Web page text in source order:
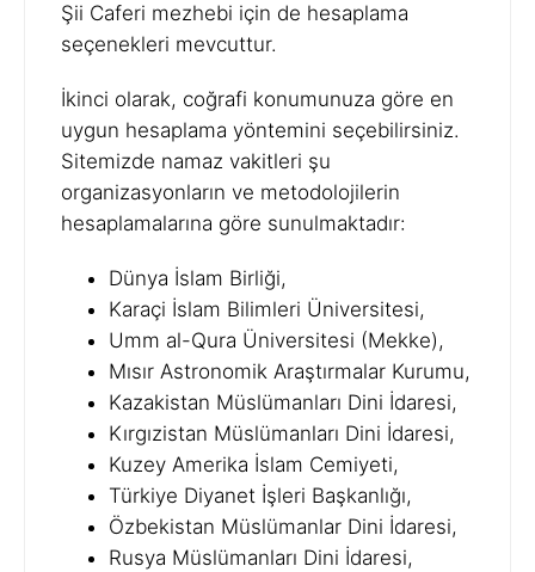
Şii Caferi mezhebi için de hesaplama
seçenekleri mevcuttur.
İkinci olarak, coğrafi konumunuza göre en
uygun hesaplama yöntemini seçebilirsiniz.
Sitemizde namaz vakitleri şu
organizasyonların ve metodolojilerin
hesaplamalarına göre sunulmaktadır:
Dünya İslam Birliği,
Karaçi İslam Bilimleri Üniversitesi,
Umm al-Qura Üniversitesi (Mekke),
Mısır Astronomik Araştırmalar Kurumu,
Kazakistan Müslümanları Dini İdaresi,
Kırgızistan Müslümanları Dini İdaresi,
Kuzey Amerika İslam Cemiyeti,
Türkiye Diyanet İşleri Başkanlığı,
Özbekistan Müslümanlar Dini İdaresi,
Rusya Müslümanları Dini İdaresi,